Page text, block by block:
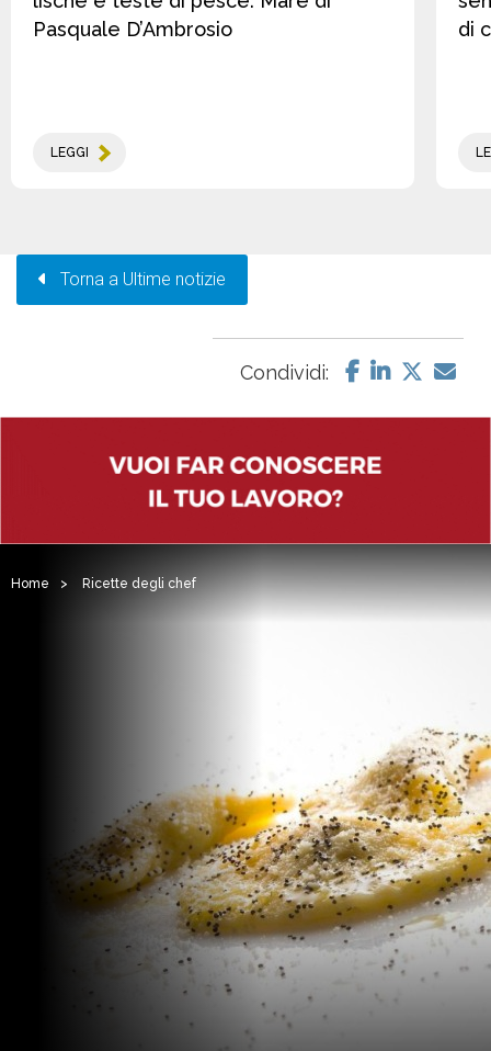
Pasquale D’Ambrosio
LEGGI
di
Torna a Ultime notizie
Condividi:
Home > Ricette degli chef